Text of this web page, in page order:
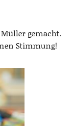
gemacht.
Stimmung!